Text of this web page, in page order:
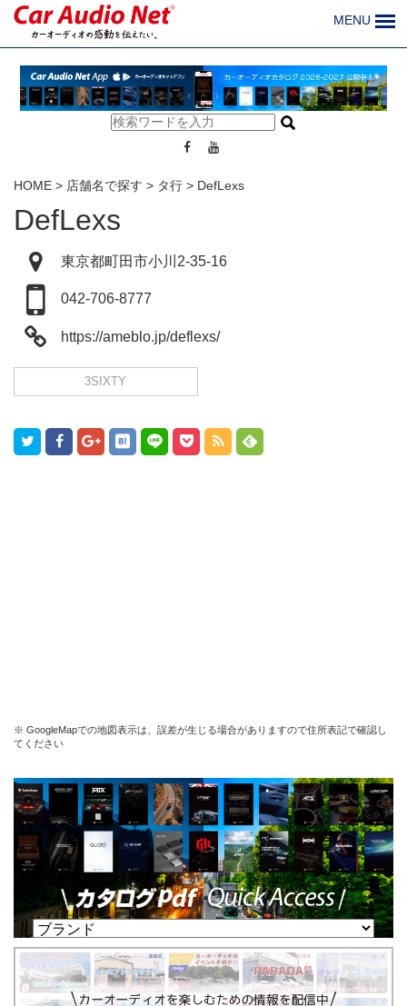
MENU
HOME > 店舗名で探す > タ行 > DefLexs
DefLexs
東京都町田市小川2-35-16
042-706-8777
https://ameblo.jp/deflexs/
3SIXTY
※ GoogleMapでの地図表示は、誤差が生じる場合がありますので住所表記で確認し
てください